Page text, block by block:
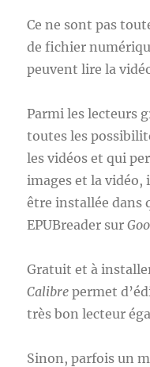
Ce ne sont pas
de fichier
peuvent lire la
Parmi les lecteurs
toutes les
les vidéos et qui
images et la vidéo,
être installée dans
EPUBreader sur
Gratuit et à
Calibre permet
très bon lecteur
Sinon, parfois un